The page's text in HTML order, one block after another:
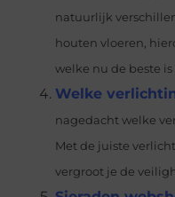
natuurlijk
houten vloeren,
welke nu de beste is
Welke
nagedacht welke
Met de juiste
vergroot je de